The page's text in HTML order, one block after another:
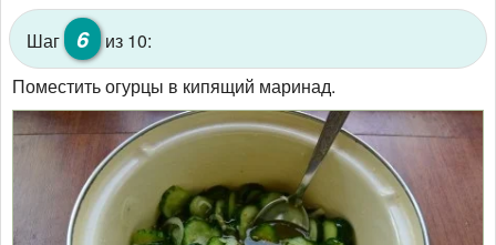
Шаг 6
из 10:
Поместить огурцы в кипящий маринад.